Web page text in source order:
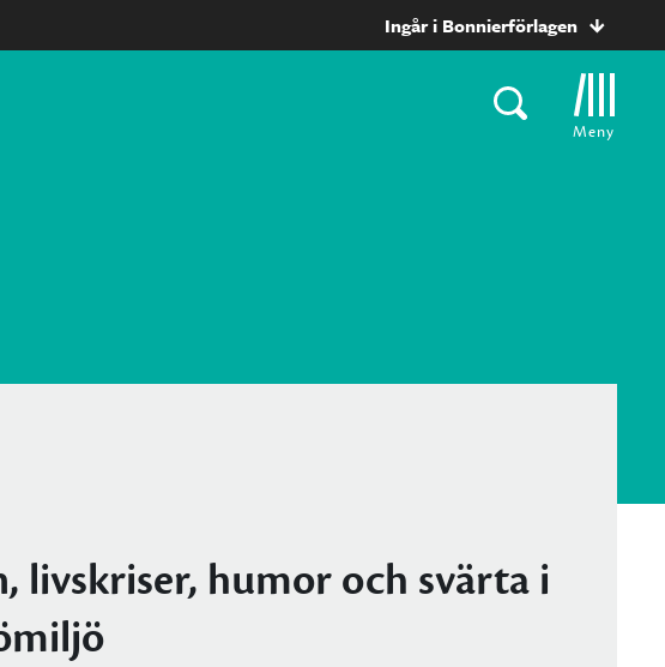
Ingår i Bonnierförlagen
Meny
livskriser, humor och svärta i